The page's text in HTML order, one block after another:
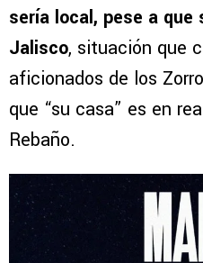
sería local, pese a
Jalisco, situación que
aficionados de los
que “su casa” es en
Rebaño.